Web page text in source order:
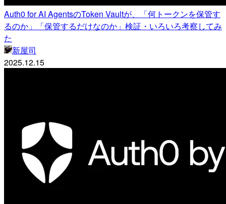
Auth0 for AI AgentsのToken Vaultが、「何トークンを保管す
るのか」「保管するだけなのか」検証・いろいろ考察してみ
た
新屋司
2025.12.15